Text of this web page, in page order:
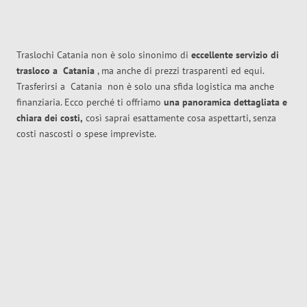
Traslochi Catania non è solo sinonimo di eccellente servizio di
trasloco a Catania , ma anche di prezzi trasparenti ed equi.
Trasferirsi a Catania non è solo una sfida logistica ma anche
finanziaria. Ecco perché ti offriamo una panoramica dettagliata e
chiara dei costi, così saprai esattamente cosa aspettarti, senza
costi nascosti o spese impreviste.